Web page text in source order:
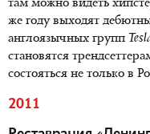
там можно видеть
же году выходят
англоязычных групп
становятся
состояться не только в
2011